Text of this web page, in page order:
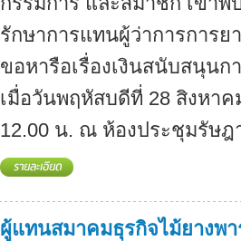
รักษาการแทนผู้ว่าการการย
ขอหารือเรื่องเงินสนับสนุน
เมื่อวันพฤหัสบดีที่ 28 สิงหาค
12.00 น. ณ ห้องประชุมรัษฎ
ผู้แทนสมาคมธุรกิจไม้ยางพ